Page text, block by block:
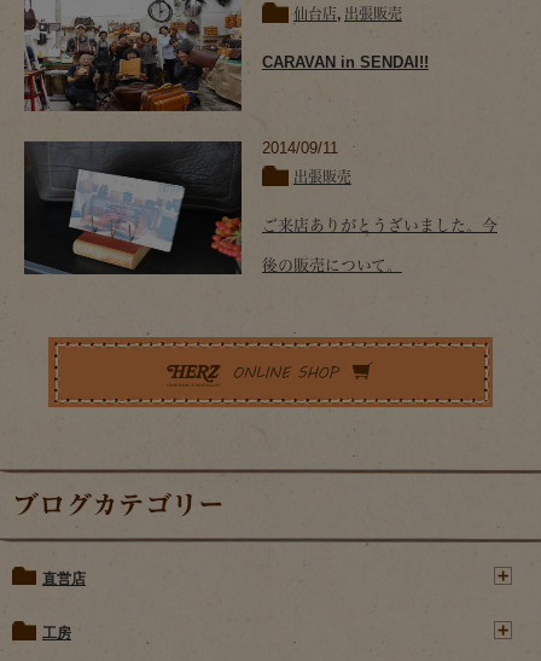
仙台店, 出張販売
CARAVAN in SENDAI!!
2014/09/11
出張販売
ご来店ありがとうざいました。今
後の販売について。
ブログカテゴリー
直営店
工房